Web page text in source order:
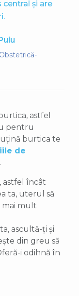
și are
astfel
pentru
burtica te
de
astfel încât
ta, uterul să
mai mult
ascultă-ți și
din greu să
i odihnă în